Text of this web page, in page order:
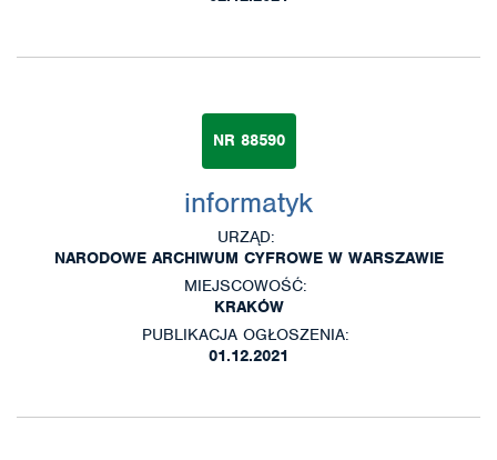
NR 88590
informatyk
URZĄD:
NARODOWE ARCHIWUM CYFROWE W WARSZAWIE
MIEJSCOWOŚĆ:
KRAKÓW
PUBLIKACJA OGŁOSZENIA:
01.12.2021